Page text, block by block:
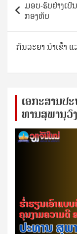
navigation
ມອບ-ຮັບຢ່າງເປັ
ກອງທັບ
ກັນລະຍາ ນຳເຂົ້າ
ເອ​ກະ​ສານ​ປ
ທານ​ສຸ​ພາ​ນຸ​ວົ